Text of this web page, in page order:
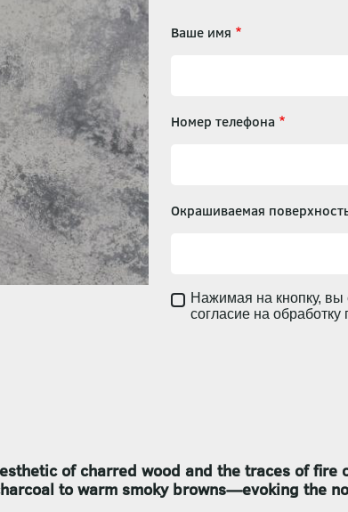
Ваше имя
Номер телефона
Окрашиваемая
Нажимая на кнопку, вы
согласие на
of charred wood and the traces of
to warm smoky browns—evoking the